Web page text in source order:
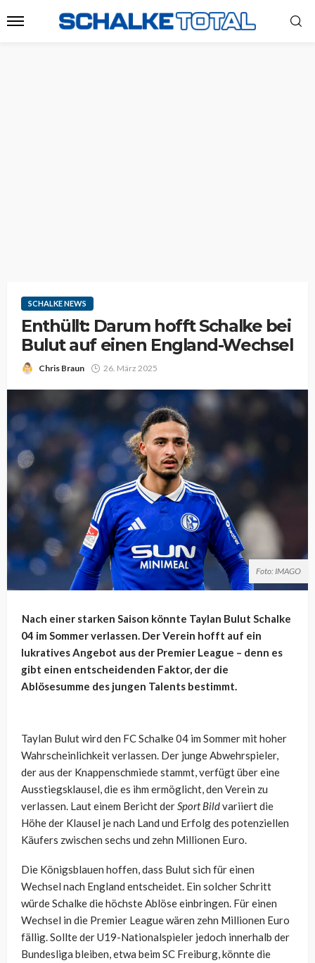
SCHALKE NEWS
Enthüllt: Darum hofft Schalke bei
Bulut auf einen England-Wechsel
Chris Braun 26. März 2025
Foto: IMAGO
Nach einer starken Saison könnte Taylan Bulut Schalke
04 im Sommer verlassen. Der Verein hofft auf ein
lukratives Angebot aus der Premier League – denn es
gibt einen entscheidenden Faktor, der die
Ablösesumme des jungen Talents bestimmt.
Taylan Bulut wird den FC Schalke 04 im Sommer mit hoher
Wahrscheinlichkeit verlassen. Der junge Abwehrspieler,
der aus der Knappenschmiede stammt, verfügt über eine
Ausstiegsklausel, die es ihm ermöglicht, den Verein zu
verlassen. Laut einem Bericht derSport Bildvariiert die
Höhe der Klausel je nach Land und Erfolg des potenziellen
Käufers zwischen sechs und zehn Millionen Euro.
Die Königsblauen hoffen, dass Bulut sich für einen
Wechsel nach England entscheidet. Ein solcher Schritt
würde Schalke die höchste Ablöse einbringen. Für einen
Wechsel in die Premier League wären zehn Millionen Euro
fällig. Sollte der U19-Nationalspieler jedoch innerhalb der
Bundesliga bleiben, etwa beim SC Freiburg, könnte die